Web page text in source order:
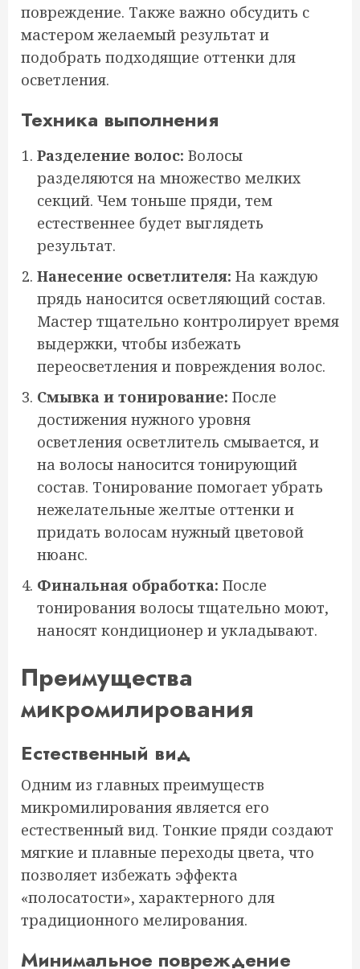
повреждение. Также важно обсудить с
мастером желаемый результат и
подобрать подходящие оттенки для
осветления.
Техника выполнения
Разделение волос: Волосы
разделяются на множество мелких
секций. Чем тоньше пряди, тем
естественнее будет выглядеть
результат.
Нанесение осветлителя: На каждую
прядь наносится осветляющий состав.
Мастер тщательно контролирует время
выдержки, чтобы избежать
переосветления и повреждения волос.
Смывка и тонирование: После
достижения нужного уровня
осветления осветлитель смывается, и
на волосы наносится тонирующий
состав. Тонирование помогает убрать
нежелательные желтые оттенки и
придать волосам нужный цветовой
нюанс.
Финальная обработка: После
тонирования волосы тщательно моют,
наносят кондиционер и укладывают.
Преимущества
микромилирования
Естественный вид
Одним из главных преимуществ
микромилирования является его
естественный вид. Тонкие пряди создают
мягкие и плавные переходы цвета, что
позволяет избежать эффекта
«полосатости», характерного для
традиционного мелирования.
Минимальное повреждение